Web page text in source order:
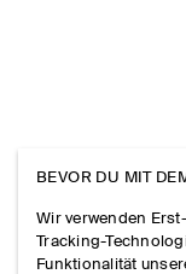
BEVOR DU MIT
Wir verwenden
Tracking-
Funktionalität